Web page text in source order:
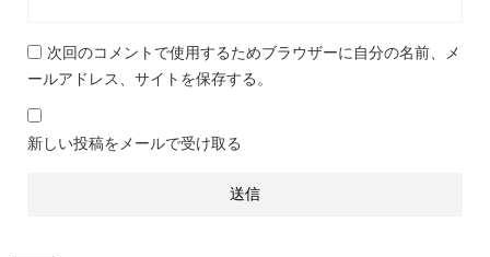
次回のコメントで使用するためブラウザーに自分の名前、メ
ールアドレス、サイトを保存する。
新しい投稿をメールで受け取る